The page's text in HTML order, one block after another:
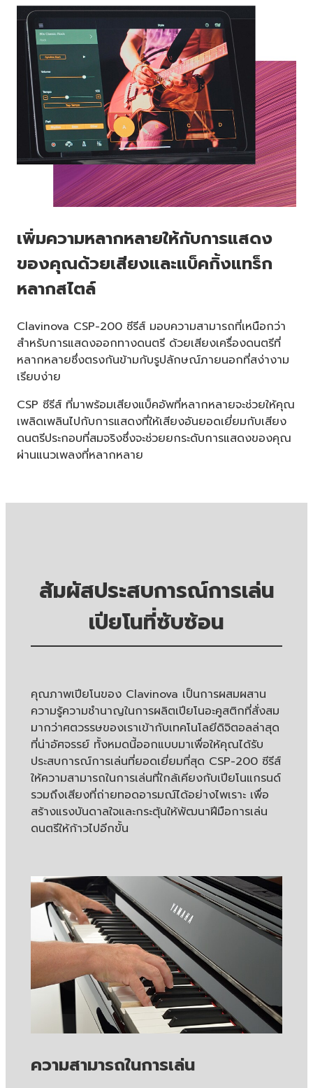
เพิ่มความหลากหลายให้กับการแสดง
ของคุณด้วยเสียงและแบ็คกิ้งแทร็ก
หลากสไตล์
Clavinova CSP-200 ซีรีส์ มอบความสามารถที่เหนือกว่า
สำหรับการแสดงออกทางดนตรี ด้วยเสียงเครื่องดนตรีที่
หลากหลายซึ่งตรงกันข้ามกับรูปลักษณ์ภายนอกที่สง่างาม
เรียบง่าย
CSP ซีรีส์ ที่มาพร้อมเสียงแบ็คอัพที่หลากหลายจะช่วยให้คุณ
เพลิดเพลินไปกับการแสดงที่ให้เสียงอันยอดเยี่ยมกับเสียง
ดนตรีประกอบที่สมจริงซึ่งจะช่วยยกระดับการแสดงของคุณ
ผ่านแนวเพลงที่หลากหลาย
สัมผัสประสบการณ์การเล่น
เปียโนที่ซับซ้อน
คุณภาพเปียโนของ Clavinova เป็นการผสมผสาน
ความรู้ความชำนาญในการผลิตเปียโนอะคูสติกที่สั่งสม
มากว่าศตวรรษของเราเข้ากับเทคโนโลยีดิจิตอลล่าสุด
ที่น่าอัศจรรย์ ทั้งหมดนี้ออกแบบมาเพื่อให้คุณได้รับ
ประสบการณ์การเล่นที่ยอดเยี่ยมที่สุด CSP-200 ซีรีส์
ให้ความสามารถในการเล่นที่ใกล้เคียงกับเปียโนแกรนด์
รวมถึงเสียงที่ถ่ายทอดอารมณ์ได้อย่างไพเราะ เพื่อ
สร้างแรงบันดาลใจและกระตุ้นให้พัฒนาฝีมือการเล่น
ดนตรีให้ก้าวไปอีกขั้น
ความสามารถในการเล่น